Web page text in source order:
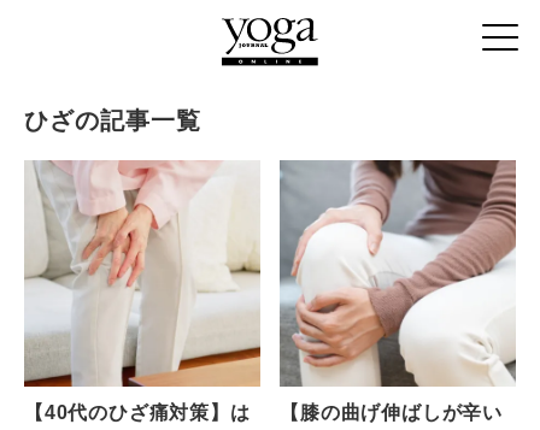
ひざの記事一覧
【40代のひざ痛対策】は
【膝の曲げ伸ばしが辛い